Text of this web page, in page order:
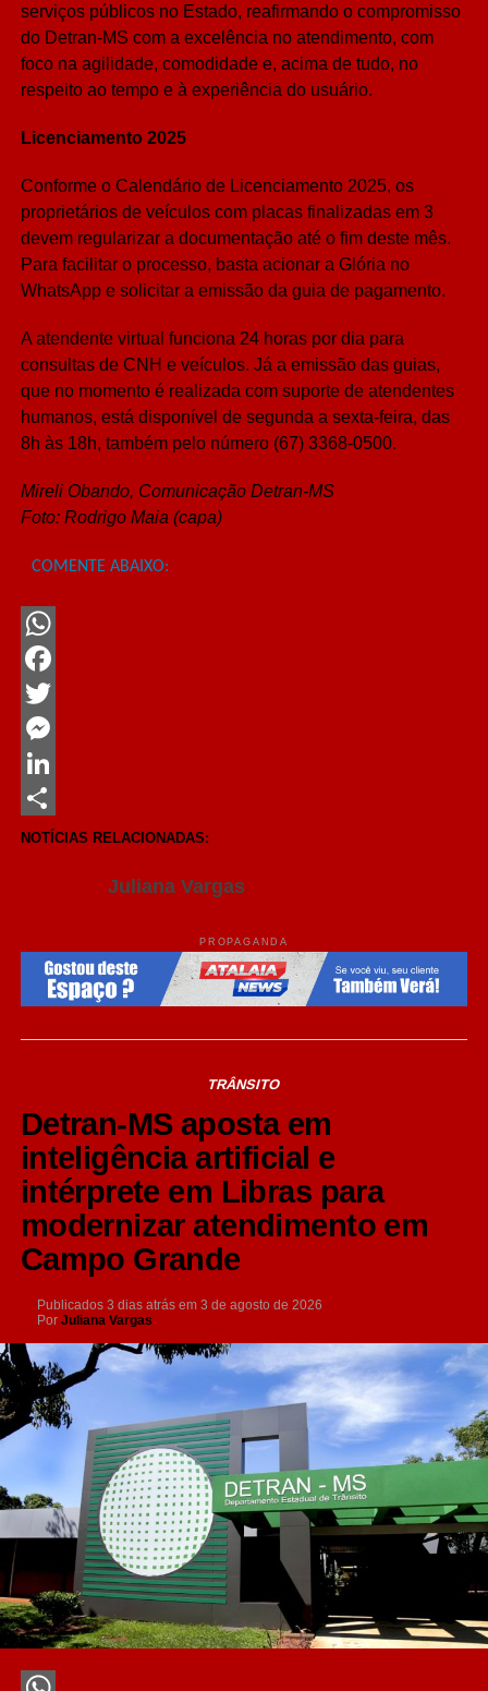
serviços públicos no Estado, reafirmando o compromisso
do Detran-MS com a excelência no atendimento, com
foco na agilidade, comodidade e, acima de tudo, no
respeito ao tempo e à experiência do usuário.
Licenciamento 2025
Conforme o Calendário de Licenciamento 2025, os
proprietários de veículos com placas finalizadas em 3
devem regularizar a documentação até o fim deste mês.
Para facilitar o processo, basta acionar a Glória no
WhatsApp e solicitar a emissão da guia de pagamento.
A atendente virtual funciona 24 horas por dia para
consultas de CNH e veículos. Já a emissão das guias,
que no momento é realizada com suporte de atendentes
humanos, está disponível de segunda a sexta-feira, das
8h às 18h, também pelo número (67) 3368-0500.
Mireli Obando, Comunicação Detran-MS
Foto: Rodrigo Maia (capa)
COMENTE ABAIXO:
WhatsApp
Facebook
Twitter
Messenger
LinkedIn
Share
NOTÍCIAS RELACIONADAS:
Juliana Vargas
PROPAGANDA
TRÂNSITO
Detran-MS aposta em
inteligência artificial e
intérprete em Libras para
modernizar atendimento em
Campo Grande
Publicados 3 dias atrás em 3 de agosto de 2026
Por Juliana Vargas